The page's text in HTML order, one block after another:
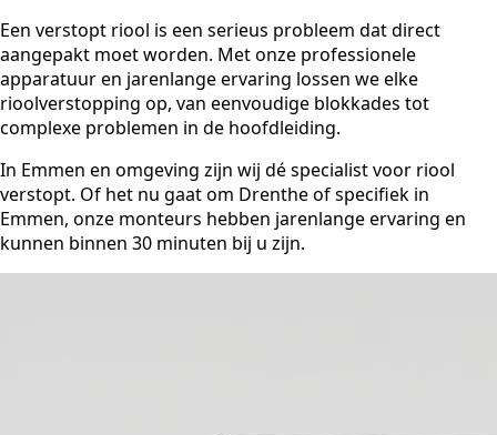
Een verstopt riool is een serieus probleem dat direct
aangepakt moet worden. Met onze professionele
apparatuur en jarenlange ervaring lossen we elke
rioolverstopping op, van eenvoudige blokkades tot
complexe problemen in de hoofdleiding.
In Emmen en omgeving zijn wij dé specialist voor riool
verstopt. Of het nu gaat om Drenthe of specifiek in
Emmen, onze monteurs hebben jarenlange ervaring en
kunnen binnen 30 minuten bij u zijn.